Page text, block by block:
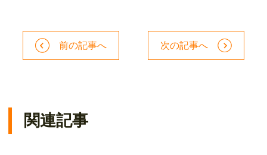
前の記事へ 次の記事へ
関連記事